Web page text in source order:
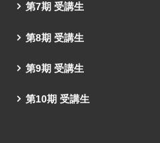
第7期 受講生
第8期 受講生
第9期 受講生
第10期 受講生